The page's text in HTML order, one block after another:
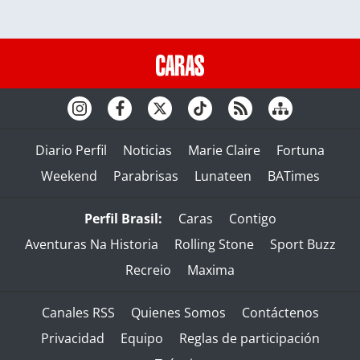
Diario Perfil Noticias Marie Claire
Fortuna
Weekend
Parabrisas Lunateen BATimes
Perfil Brasil: Caras
Contigo
Aventuras Na Historia
Rolling Stone
Sport Buzz
Recreio
Maxima
Canales RSS Quienes Somos
Contáctenos
Privacidad
Equipo
Reglas de participación